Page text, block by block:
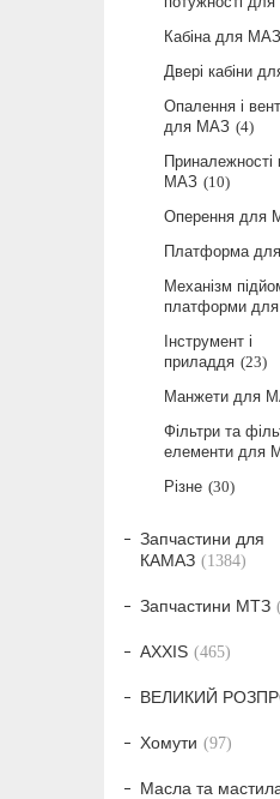
Кабіна для МАЗ
Двері кабіни
Опалення і
для МАЗ 4
Приналежності
МАЗ
10
Оперення для
Платформа
Механізм
платформи
Інструмент і
приладдя 23
Манжети для
Фільтри та
елементи для
Різне 30
Запчастини для
КАМАЗ
1384
Запчастини МТЗ
AXXIS 465
ВЕЛИКИЙ
Хомути 97
Масла та